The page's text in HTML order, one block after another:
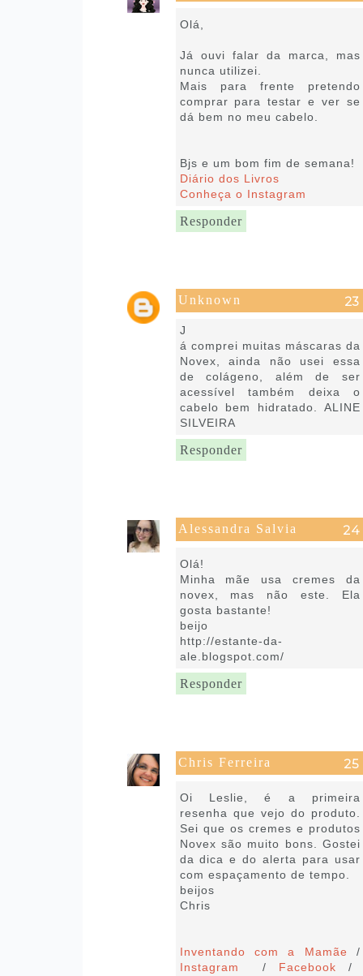
Olá,
Já ouvi falar da marca, mas
nunca utilizei.
Mais para frente pretendo
comprar para testar e ver se
dá bem no meu cabelo.
Bjs e um bom fim de semana!
Diário dos Livros
Conheça o Instagram
Responder
Unknown
J
á comprei muitas máscaras da
Novex, ainda não usei essa
de colágeno, além de ser
acessível também deixa o
cabelo bem hidratado. ALINE
SILVEIRA
Responder
Alessandra Salvia
Olá!
Minha mãe usa cremes da
novex, mas não este. Ela
gosta bastante!
beijo
http://estante-da-
ale.blogspot.com/
Responder
Chris Ferreira
Oi Leslie, é a primeira
resenha que vejo do produto.
Sei que os cremes e produtos
Novex são muito bons. Gostei
da dica e do alerta para usar
com espaçamento de tempo.
beijos
Chris
Inventando com a Mamãe
/
Instagram
/ Facebook /